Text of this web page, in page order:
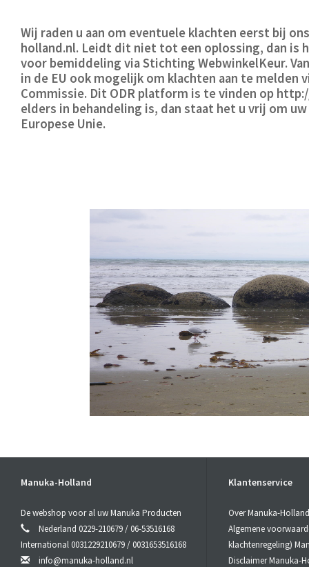
Wij raden u aan om eventuele klachten eerst bij
holland.nl. Leidt dit niet tot een oplossing, dan is
voor bemiddeling via Stichting WebwinkelKeur.
in de EU ook mogelijk om klachten aan te melden
Commissie. Dit ODR platform is te vinden op
elders in behandeling is, dan staat het u vrij om
Europese Unie.
Manuka-Holland
De webshop voor al uw Manuka Producten
Nederland 0229-210679 / 06-53516168
International 0031229210679 / 0031653516168
info@manuka-holland.nl
Klantenservice
Over Manuka-Holland
Algemene
klachtenregeling)
Disclaimer Manuka-